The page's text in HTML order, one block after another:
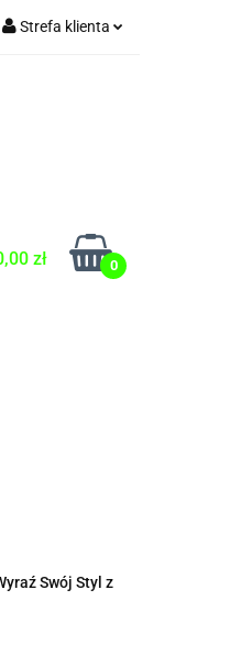
Strefa klienta
zł 0
Swój Styl z